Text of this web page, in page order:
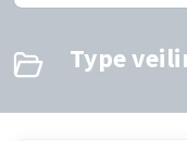
Type